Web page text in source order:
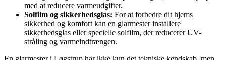
med at reducere varmeudgifter.
Solfilm og sikkerhedsglas: For at forbedre dit hjems
sikkerhed og komfort kan en glarmester installere
sikkerhedsglas eller specielle solfilm, der reducerer UV-
stråling og varmeindtrængen.